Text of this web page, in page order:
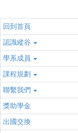
回到首頁
認識縱谷
學系成員
課程規劃
聯繫我們
獎助學金
出國交換